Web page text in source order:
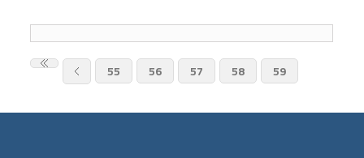
55 56 57 58 59